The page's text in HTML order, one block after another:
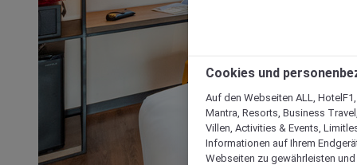
Cookies und
Auf den Webseiten ALL,
Mantra, Resorts, Business
Villen, Activities & Events,
Informationen auf Ihrem
Webseiten zu gewährleisten